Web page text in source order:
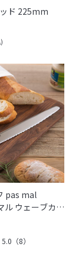
ド 225mm
pas mal
ル ウェーブカッ
5.0 （8）